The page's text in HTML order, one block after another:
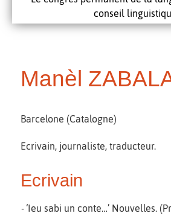
conseil
Manèl
Barcelone (Catalogne)
Ecrivain, journaliste, traducteur.
Ecrivain
- ‘Ieu sabi un conte…’ Nouvelles.